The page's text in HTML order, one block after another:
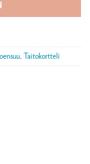
Taitokortteli